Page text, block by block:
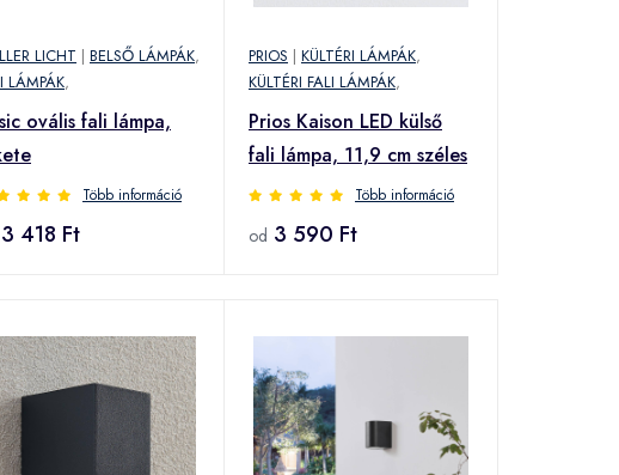
LICHT | BELSŐ LÁMPÁK,
LÁMPÁK,
ovális fali lámpa,
Több információ
3 418 Ft
PRIOS | KÜLTÉRI LÁMPÁK,
KÜLTÉRI FALI LÁMPÁK,
Prios Kaison LED külső
fali lámpa, 11,9 cm széles
Több információ
od 3 590 Ft